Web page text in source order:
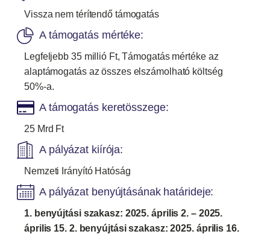
Vissza nem térítendő támogatás
A támogatás mértéke:
Legfeljebb 35 millió Ft, Támogatás mértéke az
alaptámogatás az összes elszámolható költség
50%-a.
A támogatás keretösszege:
25 Mrd Ft
A pályázat kiírója:
Nemzeti Irányító Hatóság
A pályázat benyújtásának határideje:
1. benyújtási szakasz: 2025. április 2. – 2025.
április 15. 2. benyújtási szakasz: 2025. április 16.